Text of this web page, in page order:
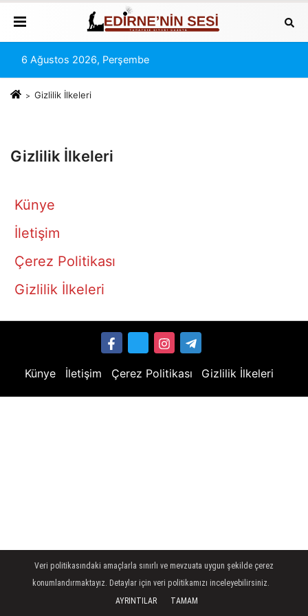
6 Ağustos 2026, Perşembe
Gizlilik İlkeleri
Gizlilik İlkeleri
Künye
İletişim
Çerez Politikası
Gizlilik İlkeleri
Künye İletişim Çerez Politikası Gizlilik İlkeleri
Veri politikasındaki amaçlarla sınırlı ve mevzuata uygun şekilde çerez
konumlandırmaktayız. Detaylar için veri politikamızı inceleyebilirsiniz.
AYRINTILAR
TAMAM